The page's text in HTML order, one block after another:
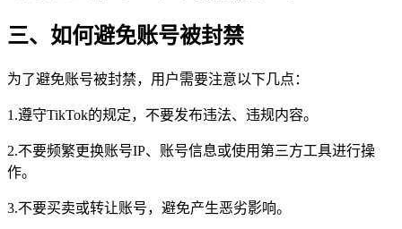
三、 如何避免账号被封禁
为了避免账号被封禁，用户需要注意以下几点：
1.遵守TikTok的规定，不要发布违法、违规内容。
2.不要频繁更换账号IP、账号信息或使用第三方工具进行操
作。
3.不要买卖或转让账号，避免产生恶劣影响。